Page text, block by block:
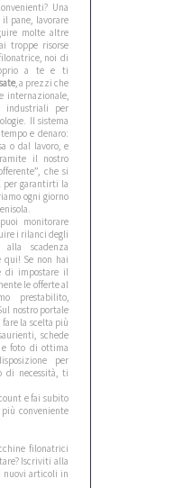
Una
pane, lavorare
molte altre
troppe risorse
noi di
a te e ti
, a prezzi che
internazionale,
industriali per
Il sistema
e denaro:
o dal lavoro, e
il nostro
che si
per garantirti la
ogni giorno
monitorare
i rilanci degli
scadenza
Se non hai
di impostare il
le offerte al
prestabilito,
nostro portale
la scelta più
schede
foto di ottima
per
di necessità, ti
e fai subito
conveniente
filonatrici
Iscriviti alla
nuovi articoli in